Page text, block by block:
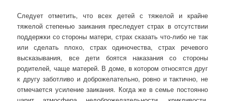
Следует отметить, что всех детей с тяжелой и крайне
тяжелой степенью заикания преследует страх в отсутствии
поддержки со стороны матери, страх сказать что-либо не так
или сделать плохо, страх одиночества, страх речевого
высказывания, все дети боятся наказания со стороны
родителей, чаще матерей. В доме, в котором относятся друг
к другу заботливо и доброжелательно, ровно и тактично, не
отмечается усиление заикания. Когда же в семье постоянно